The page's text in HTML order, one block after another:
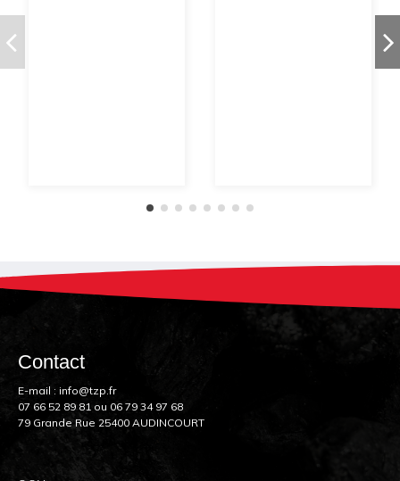
Contact
E-mail : info@tzp.fr
07 66 52 89 81 ou 06 79 34 97 68
79 Grande Rue 25400 AUDINCOURT